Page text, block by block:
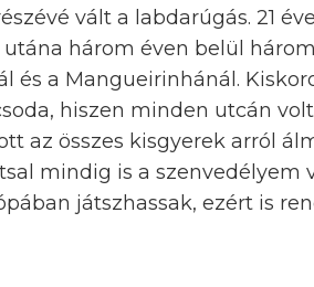
vált a labdarúgás. 21
három éven belül
és a Mangueirinhánál.
hiszen minden utcán
az összes kisgyerek arról
mindig is a szenvedélyem
játszhassak, ezért is